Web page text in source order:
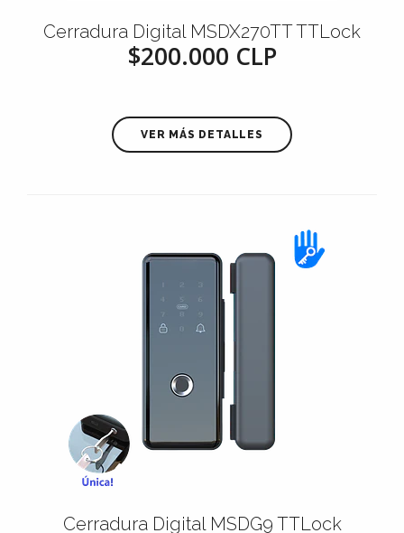
Cerradura Digital MSDX270TT TTLock
$200.000 CLP
VER MÁS DETALLES
Cerradura Digital MSDG9 TTLock